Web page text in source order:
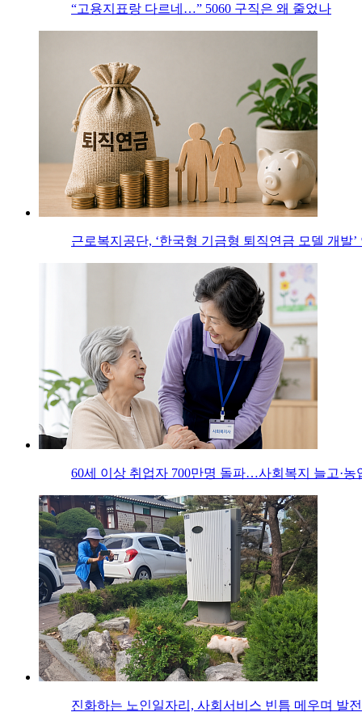
“고용지표랑 다르네…” 5060 구직은 왜 줄었나
근로복지공단, ‘한국형 기금형 퇴직연금 모델 개발
60세 이상 취업자 700만명 돌파…사회복지 늘고·농
진화하는 노인일자리, 사회서비스 빈틈 메우며 발